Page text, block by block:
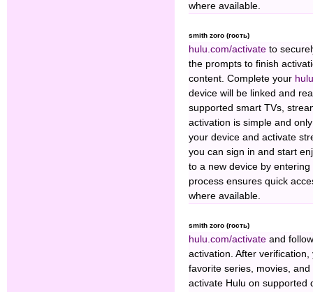
where available.
smith zoro (гость)
hulu.com/activate to
the prompts to finish
content. Complete your
device will be linked and
supported smart TVs,
activation is simple and
your device and activate
you can sign in and start
to a new device by
process ensures quick
where available.
smith zoro (гость)
hulu.com/activate and
activation. After
favorite series, movies,
activate Hulu on supported